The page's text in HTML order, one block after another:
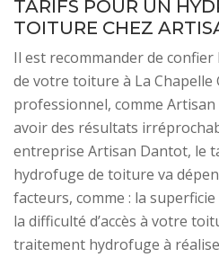
TARIFS POUR UN
TOITURE CHEZ
Il est recommander de
de votre toiture à La Chapelle
professionnel, comme
avoir des résultats
entreprise Artisan Dantot, le
hydrofuge de toiture va
facteurs, comme : la
la difficulté d’accès à votre
traitement hydrofuge à